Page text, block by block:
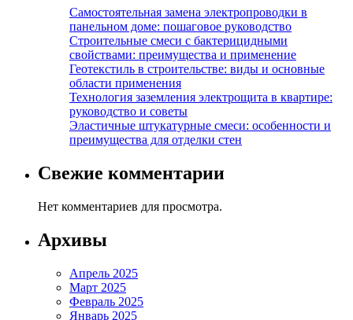
Самостоятельная замена электропроводки в
панельном доме: пошаговое руководство
Строительные смеси с бактерицидными
свойствами: преимущества и применение
Геотекстиль в строительстве: виды и основные
области применения
Технология заземления электрощита в квартире:
руководство и советы
Эластичные штукатурные смеси: особенности и
преимущества для отделки стен
Свежие комментарии
Нет комментариев для просмотра.
Архивы
Апрель 2025
Март 2025
Февраль 2025
Январь 2025